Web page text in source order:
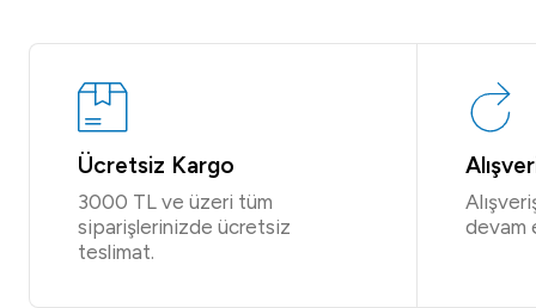
Ücretsiz Kargo
3000 TL ve üzeri tüm
siparişlerinizde ücretsiz
teslimat.
devam